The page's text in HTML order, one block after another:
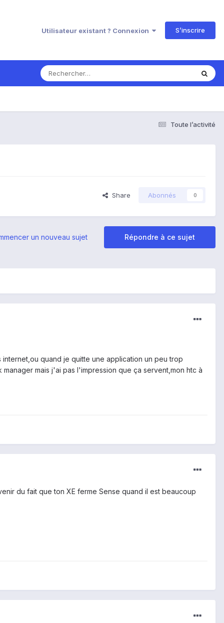
Utilisateur existant ? Connexion S’inscrire
Toute l’activité
Share Abonnés 0
Répondre à ce sujet
un nouveau sujet
quand je quitte une application un peu trop
mais j'ai pas l'impression que ça servent,mon htc à
du fait que ton XE ferme Sense quand il est beaucoup